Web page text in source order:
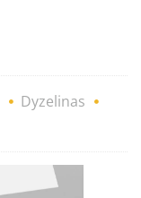
Dyzelinas